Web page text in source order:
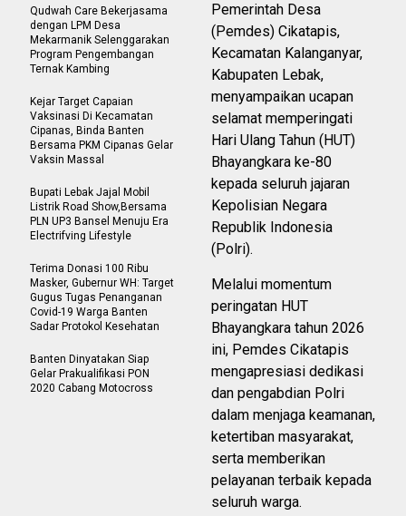
Pemerintah Desa
(Pemdes) Cikatapis,
Kecamatan Kalanganyar,
Kabupaten Lebak,
menyampaikan ucapan
selamat memperingati
Hari Ulang Tahun (HUT)
Bhayangkara ke-80
kepada seluruh jajaran
Kepolisian Negara
Republik Indonesia
(Polri).
Melalui momentum
peringatan HUT
Bhayangkara tahun 2026
ini, Pemdes Cikatapis
mengapresiasi dedikasi
dan pengabdian Polri
dalam menjaga keamanan,
ketertiban masyarakat,
serta memberikan
pelayanan terbaik kepada
seluruh warga.
Qudwah Care Bekerjasama
dengan LPM Desa
Mekarmanik Selenggarakan
Program Pengembangan
Ternak Kambing
Kejar Target Capaian
Vaksinasi Di Kecamatan
Cipanas, Binda Banten
Bersama PKM Cipanas Gelar
Vaksin Massal
Bupati Lebak Jajal Mobil
Listrik Road Show,Bersama
PLN UP3 Bansel Menuju Era
Electrifving Lifestyle
Terima Donasi 100 Ribu
Masker, Gubernur WH: Target
Gugus Tugas Penanganan
Covid-19 Warga Banten
Sadar Protokol Kesehatan
Banten Dinyatakan Siap
Gelar Prakualifikasi PON
2020 Cabang Motocross